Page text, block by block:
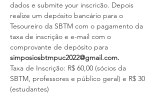
dados e submite your inscricão. Depois
realize um depósito bancário para o
Tesoureiro da SBTM com o pagamento da
taxa de inscrição e e-mail com o
comprovante de depósito para
simposiosbtmpuc2022@gmail.com.
Taxa de Inscrição: R$ 60,00 (sócios da
SBTM, professores e público geral) e R$ 30
(estudantes)